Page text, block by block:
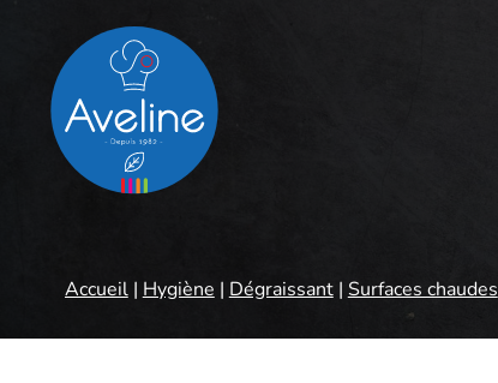
Accueil| Hygiène | Dégraissant| Surfaces chaudes